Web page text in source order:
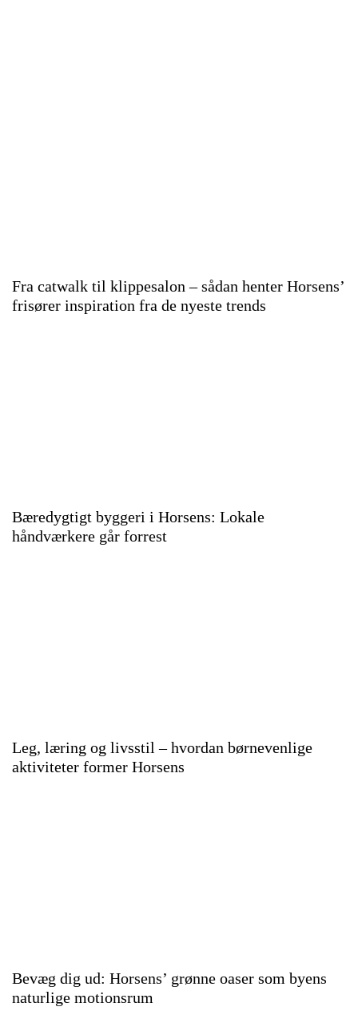
Fra catwalk til klippesalon – sådan henter Horsens’
frisører inspiration fra de nyeste trends
Bæredygtigt byggeri i Horsens: Lokale
håndværkere går forrest
Leg, læring og livsstil – hvordan børnevenlige
aktiviteter former Horsens
Bevæg dig ud: Horsens’ grønne oaser som byens
naturlige motionsrum